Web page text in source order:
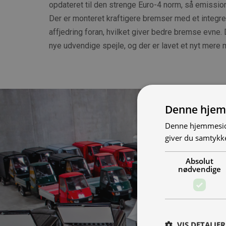
opdateret til den strenge Euro-4 norm, så
Der er monteret kraftigere bremser med et
affjedring foran, hvilket giver bedre bremse evne.
nye udvendige spejle, og der er lavet et nyt mere
Denne
Denne
giver du
Absolut
nødvendige